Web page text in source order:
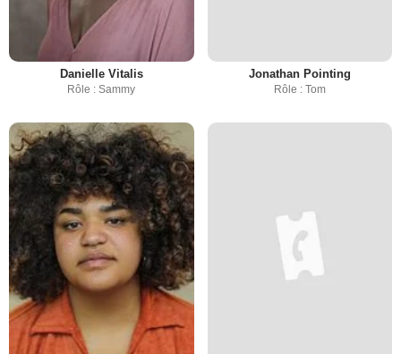
Danielle Vitalis
Rôle : Sammy
Jonathan Pointing
Rôle : Tom